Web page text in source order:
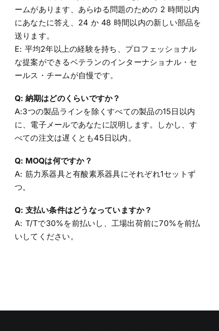
私達の会社は ISO9001 証明書を持っています。
D: 私達に売り上げ後のサービスを担当する特別なチ
ームがあります、あらゆる問題のための 2 時間以内
にあなたに答え、24 か 48 時間以内の新しい部品を
送ります。
E: 平均2年以上の経験を持ち、プロフェッショナル
ールス・チームが自慢です。
Q: 納期はどのくらいですか？
A:3つの製品ラインを除くすべての製品の15日以内
べての注文は遅くとも45日以内。
Q: MOQは何ですか？
つ。
Q: 支払い条件はどうなっていますか？